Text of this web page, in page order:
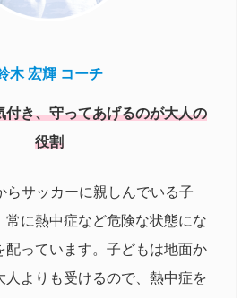
木 宏輝 コーチ
付き、守ってあげるのが大人の
役割
らサッカーに親しんでいる子
常に熱中症など危険な状態にな
配っています。子どもは地面か
人よりも受けるので、熱中症を